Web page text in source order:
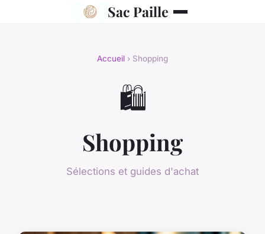
Sac Paille
Accueil › Shopping
🛍️
Shopping
Sélections et guides d'achat